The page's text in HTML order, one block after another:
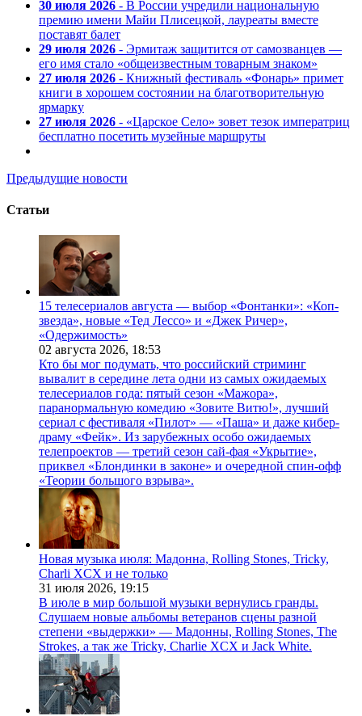
30 июля 2026 - В России учредили национальную
премию имени Майи Плисецкой, лауреаты вместе
поставят балет
29 июля 2026 - Эрмитаж защитится от самозванцев —
его имя стало «общеизвестным товарным знаком»
27 июля 2026 - Книжный фестиваль «Фонарь» примет
книги в хорошем состоянии на благотворительную
ярмарку
27 июля 2026 - «Царское Село» зовет тезок императриц
бесплатно посетить музейные маршруты
Предыдущие новости
Статьи
15 телесериалов августа — выбор «Фонтанки»: «Коп-
звезда», новые «Тед Лессо» и «Джек Ричер»,
«Одержимость»
02 августа 2026, 18:53
Кто бы мог подумать, что российский стриминг
вывалит в середине лета одни из самых ожидаемых
телесериалов года: пятый сезон «Мажора»,
паранормальную комедию «Зовите Витю!», лучший
сериал с фестиваля «Пилот» — «Паша» и даже кибер-
драму «Фейк». Из зарубежных особо ожидаемых
телепроектов — третий сезон сай-фая «Укрытие»,
приквел «Блондинки в законе» и очередной спин-офф
«Теории большого взрыва».
Новая музыка июля: Мадонна, Rolling Stones, Tricky,
Charli XCX и не только
31 июля 2026, 19:15
В июле в мир большой музыки вернулись гранды.
Слушаем новые альбомы ветеранов сцены разной
степени «выдержки» — Мадонны, Rolling Stones, The
Strokes, а так же Tricky, Charlie XCX и Jack White.